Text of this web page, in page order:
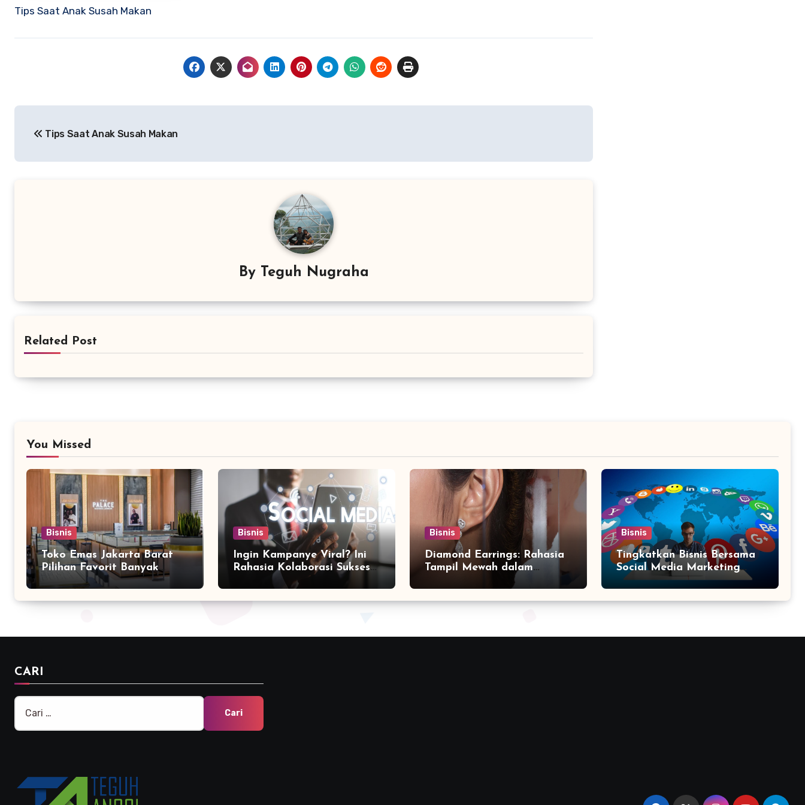
Tips Saat Anak Susah Makan
pos Tips Saat Anak Susah Makan
By Teguh Nugraha
Related Post
You Missed
Bisnis
Toko Emas Jakarta Barat
Pilihan Favorit Banyak
Bisnis
Ingin Kampanye Viral? Ini
Rahasia Kolaborasi Sukses
Bersama Social Media
Marketing Agency
Bisnis
Diamond Earrings: Rahasia
Tampil Mewah dalam
Sekejap yang Jarang
Diketahui
Bisnis
Tingkatkan Bisnis Bersama
Social Media Marketing
Agency
CARI
Cari
untuk: